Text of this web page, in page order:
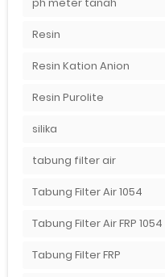
Resin
Resin Kation Anion
Resin Purolite
silika
tabung filter air
Tabung Filter Air 1054
Tabung Filter Air FRP 1054
Tabung Filter FRP